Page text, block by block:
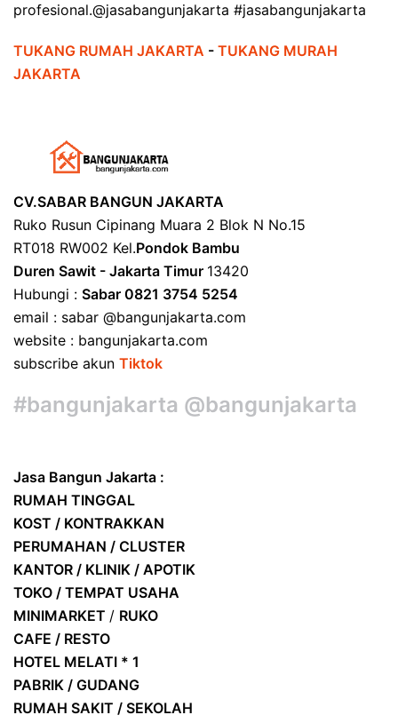
profesional.@jasabangunjakarta #jasabangunjakarta
TUKANG RUMAH JAKARTA - TUKANG MURAH
JAKARTA
CV.SABAR BANGUN JAKARTA
Ruko Rusun Cipinang Muara 2 Blok N No.15
RT018 RW002 Kel.Pondok Bambu
Duren Sawit - Jakarta Timur 13420
Hubungi : Sabar 0821 3754 5254
email : sabar @bangunjakarta.com
website : bangunjakarta.com
subscribe akun Tiktok
#bangunjakarta @bangunjakarta
Jasa Bangun Jakarta :
RUMAH TINGGAL
KOST / KONTRAKKAN
PERUMAHAN / CLUSTER
KANTOR / KLINIK / APOTIK
TOKO / TEMPAT USAHA
MINIMARKET / RUKO
CAFE / RESTO
HOTEL MELATI * 1
PABRIK / GUDANG
RUMAH SAKIT / SEKOLAH